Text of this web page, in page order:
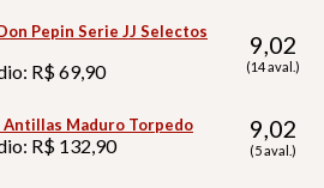
Pepin Serie JJ Selectos
R$ 69,90
9,02
(14 aval.)
Antillas Maduro Torpedo
R$ 132,90
9,02
(5 aval.)